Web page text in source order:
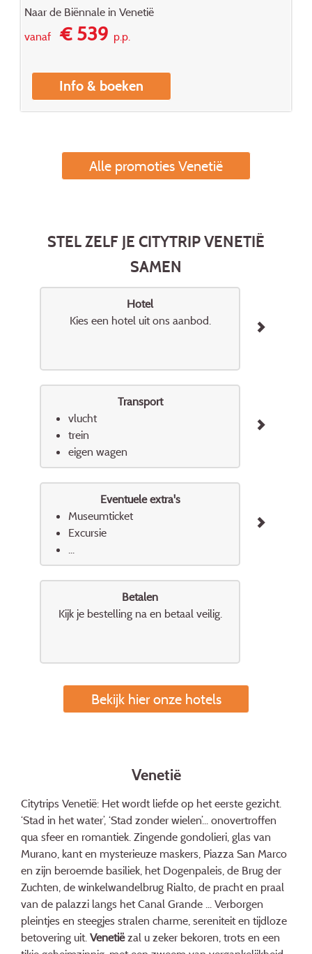
Naar de Biënnale in Venetië
vanaf€ 539p.p.
Info & boeken
Alle promoties Venetië
STEL ZELF JE CITYTRIP VENETIË
SAMEN
Hotel
Kies een hotel uit ons aanbod.
Transport
vlucht
trein
eigen wagen
Eventuele extra's
Museumticket
Excursie
Betalen
Kijk je bestelling na en betaal veilig.
Bekijk hier onze hotels
Venetië
Citytrips Venetië: Het wordt liefde op het eerste gezicht.
‘Stad in het water’, ‘Stad zonder wielen’... onovertroffen
qua sfeer en romantiek. Zingende gondolieri, glas van
Murano, kant en mysterieuze maskers, Piazza San Marco
en zijn beroemde basiliek, het Dogenpaleis, de Brug der
Zuchten, de winkelwandelbrug Rialto, de pracht en praal
van de palazzi langs het Canal Grande ... Verborgen
pleintjes en steegjes stralen charme, sereniteit en tijdloze
betovering uit. Venetiëzal u zeker bekoren, trots en een